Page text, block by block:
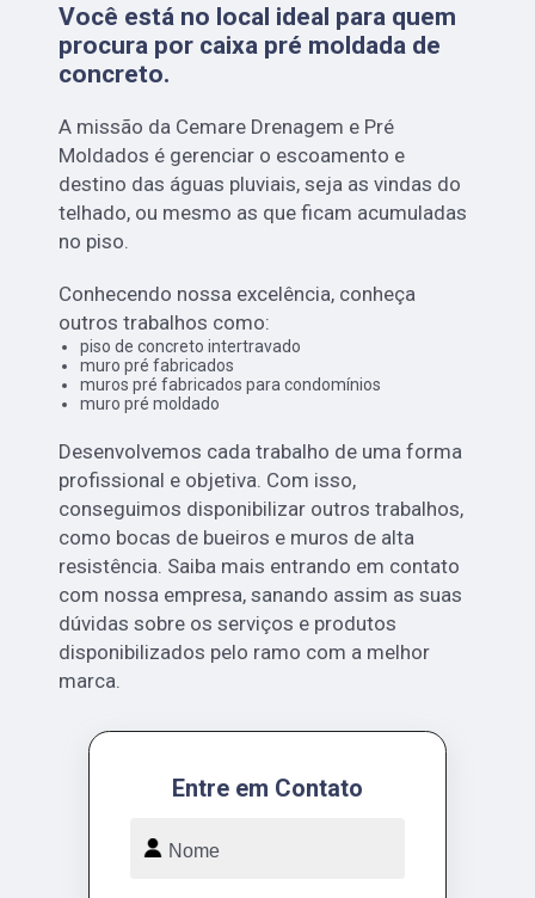
Você está no local ideal para quem
procura por caixa pré moldada de
concreto.
A missão da Cemare Drenagem e Pré
Moldados é gerenciar o escoamento e
destino das águas pluviais, seja as vindas do
telhado, ou mesmo as que ficam acumuladas
no piso.
Conhecendo nossa excelência, conheça
outros trabalhos como:
piso de concreto intertravado
muro pré fabricados
muros pré fabricados para condomínios
muro pré moldado
Desenvolvemos cada trabalho de uma forma
profissional e objetiva. Com isso,
conseguimos disponibilizar outros trabalhos,
como bocas de bueiros e muros de alta
resistência. Saiba mais entrando em contato
com nossa empresa, sanando assim as suas
dúvidas sobre os serviços e produtos
disponibilizados pelo ramo com a melhor
marca.
Entre em Contato